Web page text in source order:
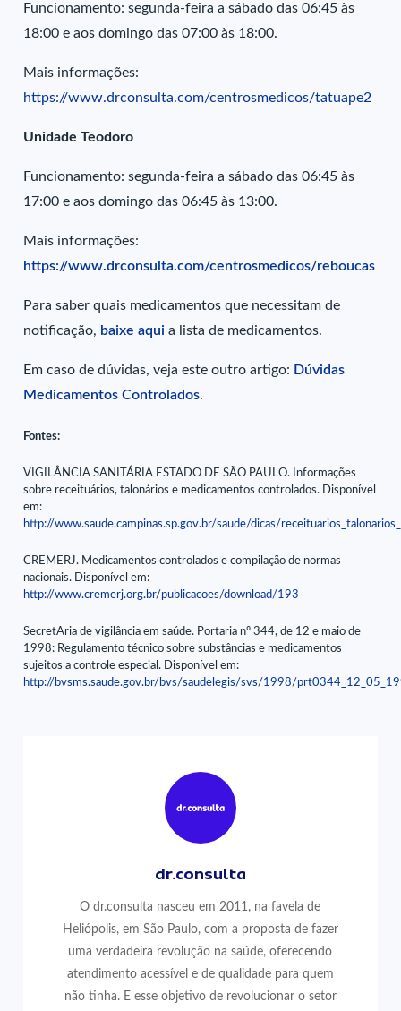
Funcionamento: segunda-feira a sábado das 06:45 às
18:00 e aos domingo das 07:00 às 18:00.
Mais informações:
https://www.drconsulta.com/centrosmedicos/tatuape2
UnidadeTeodoro
Funcionamento: segunda-feira a sábado das 06:45 às
17:00 e aos domingo das 06:45 às 13:00.
Mais informações:
https://www.drconsulta.com/centrosmedicos/reboucas
Para saber quais medicamentos que necessitam de
notificação, baixe aquia lista de medicamentos.
Em caso de dúvidas, veja este outro artigo: Dúvidas
Medicamentos Controlados.
Fontes:
VIGILÂNCIA SANITÁRIA ESTADO DE SÃO PAULO. Informações
sobre receituários, talonários e medicamentos controlados. Disponível
em:
http://www.saude.campinas.sp.gov.br/saude/dicas/
CREMERJ. Medicamentos controlados e compilação de normas
nacionais. Disponível em:
http://www.cremerj.org.br/publicacoes/download/193
SecretAria de vigilância em saúde. Portaria nº 344, de 12 e maio de
1998: Regulamento técnico sobre substâncias e medicamentos
sujeitos a controle especial. Disponível em:
http://bvsms.saude.gov.br/bvs/saudelegis/svs/1998/
dr.consulta
O dr.consulta nasceu em 2011, na favela de
Heliópolis, em São Paulo, com a proposta de fazer
uma verdadeira revolução na saúde, oferecendo
atendimento acessível e de qualidade para quem
não tinha. E esse objetivo de revolucionar o setor